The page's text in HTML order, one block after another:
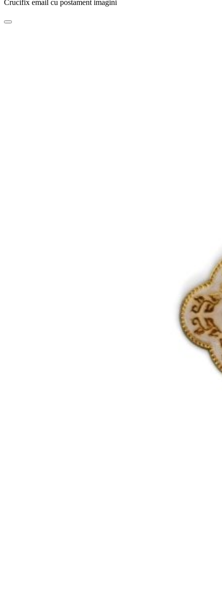
Crucifix email cu postament imagini